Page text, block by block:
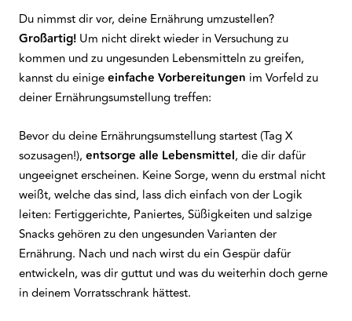
Du nimmst dir vor, deine Ernährung umzustellen?
Großartig! Um nicht direkt wieder in Versuchung zu
kommen und zu ungesunden Lebensmitteln zu greifen,
kannst du einigeeinfache Vorbereitungen im Vorfeld zu
deiner Ernährungsumstellung treffen:
Bevor du deine Ernährungsumstellung startest (Tag X
sozusagen!), entsorge alle Lebensmittel, die dir dafür
ungeeignet erscheinen. Keine Sorge, wenn du erstmal nicht
weißt, welche das sind, lass dich einfach von der Logik
leiten: Fertiggerichte, Paniertes, Süßigkeiten und salzige
Snacks gehören zu den ungesunden Varianten der
Ernährung. Nach und nach wirst du ein Gespür dafür
entwickeln, was dir guttut und was du weiterhin doch gerne
in deinem Vorratsschrank hättest.